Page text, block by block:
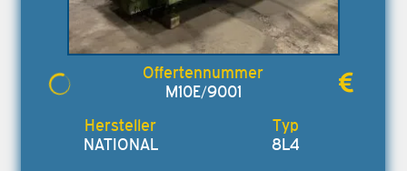
M10E/9001
NATIONAL 8L4